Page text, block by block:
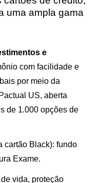
uma ampla gama
e
com facilidade e
por meio da
US, aberta
de 1.000 opções de
cartão Black): fundo
Exame.
vida, proteção